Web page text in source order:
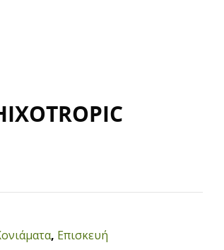
, Επισκευή